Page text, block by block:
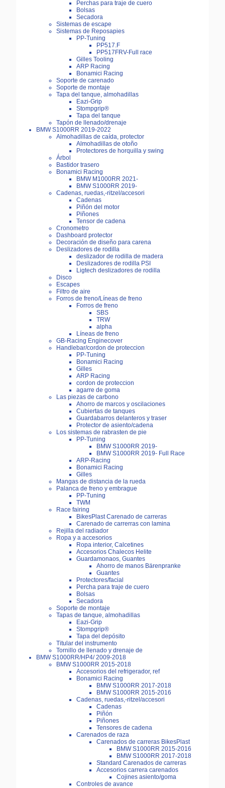
Perchas para traje de cuero
Bolsas
Secadora
Sistemas de escape
Sistemas de Reposapies
PP-Tuning
PP517.F
PP517FRV-Full race
Gilles Tooling
ARP Racing
Bonamici Racing
Soporte de carenado
Soporte de montaje
Tapa del tanque, almohadillas
Eazi-Grip
Stompgrip®
Tapa del tanque
Tapón de llenado/drenaje
BMW S1000RR 2019-2022
Almohadillas de caída, protector
Almohadillas de otoño
Protectores de horquilla y swing
Árbol
Bastidor trasero
Bonamici Racing
BMW M1000RR 2021-
BMW S1000RR 2019-
Cadenas, ruedas,-ritzel/accesori
Cadenas
Piñón del motor
Piñones
Tensor de cadena
Cronometro
Dashboard protector
Decoración de diseño para carena
Deslizadores de rodilla
deslizador de rodilla de madera
Deslizadores de rodilla PSI
Ligtech deslizadores de rodilla
Disco
Escapes
Filtro de aire
Forros de freno/Líneas de freno
Forros de freno
SBS
TRW
alpha
Líneas de freno
GB-Racing Enginecover
Handlebar/cordon de proteccion
PP-Tuning
Bonamici Racing
Gilles
ARP Racing
cordon de proteccion
agarre de goma
Las piezas de carbono
Ahorro de marcos y oscilaciones
Cubiertas de tanques
Guardabarros delanteros y traser
Protector de asiento/cadena
Los sistemas de rabrasten de pie
PP-Tuning
BMW S1000RR 2019-
BMW S1000RR 2019- Full Race
ARP-Racing
Bonamici Racing
Gilles
Mangas de distancia de la rueda
Palanca de freno y embrague
PP-Tuning
TWM
Race fairing
BikesPlast Carenado de carreras
Carenado de carrerras con lamina
Rejilla del radiador
Ropa y a accesorios
Ropa interior, Calcetines
Accesorios Chalecos Helite
Guardamonaos, Guantes
Ahorro de manos Bärenpranke
Guantes
Protectores/facial
Percha para traje de cuero
Bolsas
Secadora
Soporte de montaje
Tapas de tanque, almohadillas
Eazi-Grip
Stompgrip®
Tapa del depósito
Titular del instrumento
Tornillo de llenado y drenaje de
BMW S1000RR/HP4/ 2009-2018
BMW S1000RR 2015-2018
Accesorios del refrigerador, ref
Bonamici Racing
BMW S1000RR 2017-2018
BMW S1000RR 2015-2016
Cadenas, ruedas,-ritzel/accesori
Cadenas
Piñón
Piñones
Tensores de cadena
Carenados de raza
Carenados de carreras BikesPlast
BMW S1000RR 2015-2016
BMW S1000RR 2017-2018
Standard Carenados de carreras
Accesorios carrera carenados
Cojines asiento/goma
Controles de avance